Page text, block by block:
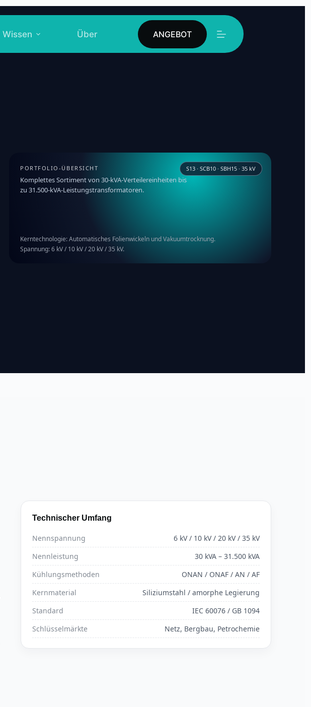
Wissen Über Kontakt ANGEBOT
PORTFOLIO-ÜBERSICHT
Komplettes Sortiment von 30-kVA-Verteilereinheiten bis
zu 31.500-kVA-Leistungstransformatoren.
S13 · SCB10 · SBH15 · 35 kV
Kerntechnologie: Automatisches Folienwickeln und Vakuumtrocknung.
Spannung: 6 kV / 10 kV / 20 kV / 35 kV.
Technischer Umfang
Nennspannung
6 kV / 10 kV / 20 kV / 35 kV
Nennleistung
30 kVA – 31.500 kVA
Kühlungsmethoden
ONAN / ONAF / AN / AF
Kernmaterial
Siliziumstahl / amorphe Legierung
Standard
IEC 60076 / GB 1094
Schlüsselmärkte
Netz, Bergbau, Petrochemie